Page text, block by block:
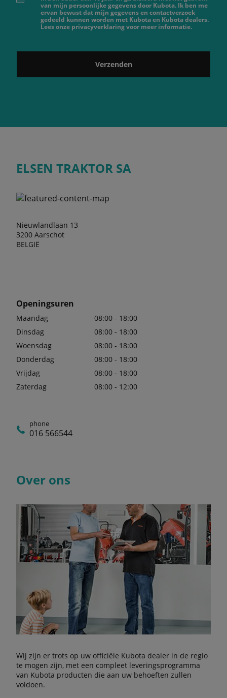
van mijn persoonlijke gegevens door Kubota. Ik ben me
ervan bewust dat mijn gegevens en contactverzoek
gedeeld kunnen worden met Kubota en Kubota dealers.
Lees onze privacyverklaring voor meer informatie.
Verzenden
ELSEN TRAKTOR SA
Nieuwlandlaan 13
3200 Aarschot
BELGIË
Openingsuren
Maandag
08:00 - 18:00
Dinsdag
08:00 - 18:00
Woensdag
08:00 - 18:00
Donderdag
08:00 - 18:00
Vrijdag
08:00 - 18:00
Zaterdag
08:00 - 12:00
phone
016 566544
Over ons
Wij zijn er trots op uw officiële Kubota dealer in de regio
te mogen zijn, met een compleet leveringsprogramma
van Kubota producten die aan uw behoeften zullen
voldoen.